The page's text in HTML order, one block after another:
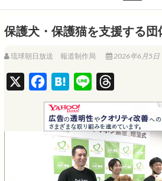
保護犬・保護猫を支援する
琉球朝日放送 報道制作局 2026年6月5日
a
c
e
H
a
t
e
n
a
i
n
e
h
r
e
a
d